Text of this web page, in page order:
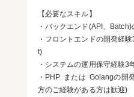
【必要なスキル】
・バックエンド(API、
・フロントエンドの開発経
t)
・システムの運用保守経験3
・PHP または Golangの開
方のご経験がある方は歓迎)